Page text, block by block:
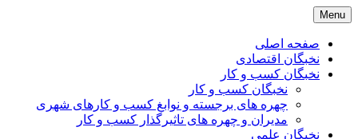
Skip
to
content
Menu
صفحه اصلی
نخبگان اقتصادی
نخبگان کسب و کار
نخبگان کسب و کار
چهره های برجسته و نوابغ کسب و کارهای شهری
مدیران و چهره های تاثیرگذار کسب و کار
نخبگان علمی